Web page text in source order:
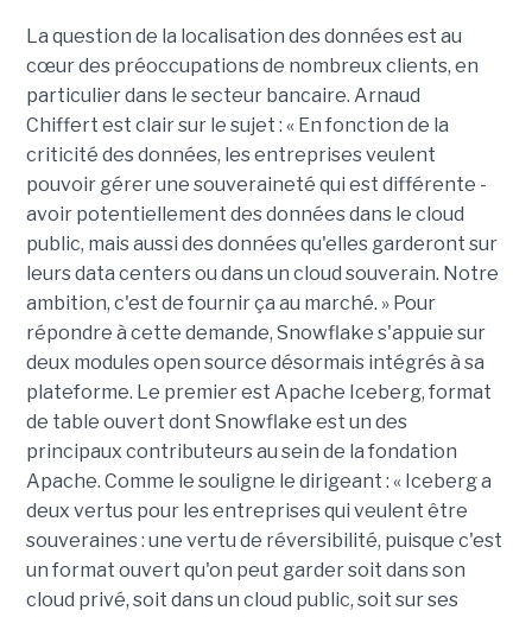
La question de la localisation des données est au
cœur des préoccupations de nombreux clients, en
particulier dans le secteur bancaire. Arnaud
Chiffert est clair sur le sujet : « En fonction de la
criticité des données, les entreprises veulent
pouvoir gérer une souveraineté qui est différente -
avoir potentiellement des données dans le cloud
public, mais aussi des données qu'elles garderont sur
leurs data centers ou dans un cloud souverain. Notre
ambition, c'est de fournir ça au marché. » Pour
répondre à cette demande, Snowflake s'appuie sur
deux modules open source désormais intégrés à sa
plateforme. Le premier est Apache Iceberg, format
de table ouvert dont Snowflake est un des
principaux contributeurs au sein de la fondation
Apache. Comme le souligne le dirigeant : « Iceberg a
deux vertus pour les entreprises qui veulent être
souveraines : une vertu de réversibilité, puisque c'est
un format ouvert qu'on peut garder soit dans son
cloud privé, soit dans un cloud public, soit sur ses